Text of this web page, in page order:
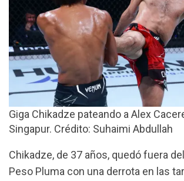
Giga Chikadze pateando a Alex
Singapur. Crédito: Suhaimi Abdullah
Chikadze, de 37 años, quedó fuera
Peso Pluma con una derrota en las